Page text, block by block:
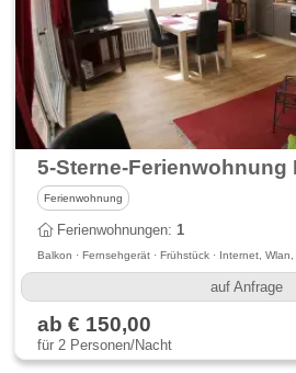
Ferienwohnung
Ferienwohnungen:1
Balkon · Fernsehgerät · Frühstück · Internet,
auf Anfrage
ab € 150,00
für 2 Personen/Nacht